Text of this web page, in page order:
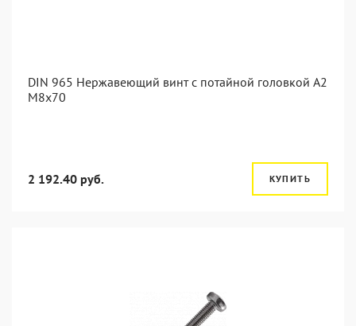
DIN 965 Нержавеющий винт с потайной головкой А2
М8x70
2 192.40 руб. КУПИТЬ